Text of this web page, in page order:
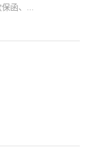
函、...
保险、精神病监护
；（三）传统财产
开展，华西经纪会